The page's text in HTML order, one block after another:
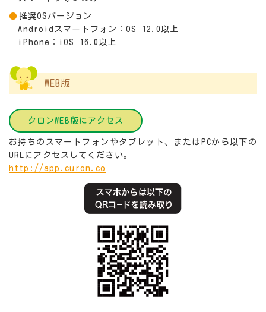
推奨OSバージョン
Androidスマートフォン：OS 12.0以上
iPhone：iOS 16.0以上
WEB版
クロンWEB版にアクセス
お持ちのスマートフォンやタブレット、またはPCから以下の
URLにアクセスしてください。
http://app.curon.co